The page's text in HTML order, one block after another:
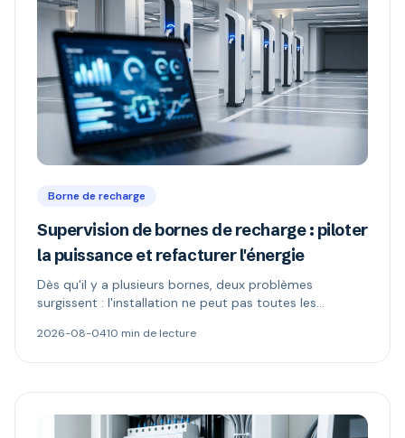
Borne de recharge
Supervision de bornes de recharge : piloter
la puissance et refacturer l'énergie
Dès qu'il y a plusieurs bornes, deux problèmes
surgissent : l'installation ne peut pas toutes les
paie. Délestage dynamique, comptage MID et schémas
2026-08-0410 min de lecture